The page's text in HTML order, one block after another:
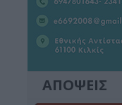
ΑΠΟΨΕΙΣ